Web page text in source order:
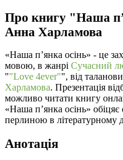
Про книгу "Наша
Анна Харламова
«Наша п’янка осінь» - це
мовою, в жанрі Сучасний
""Love 4ever"", від
Харламова. Презентація
можливо читати книгу
«Наша п’янка осінь»
перлиною в літературному
Анотація